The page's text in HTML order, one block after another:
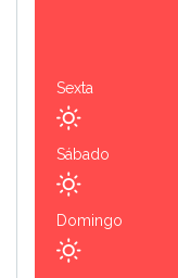
Sexta
Sábado
Domingo